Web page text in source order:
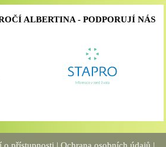
ALBERTINA - PODPORUJÍ NÁS